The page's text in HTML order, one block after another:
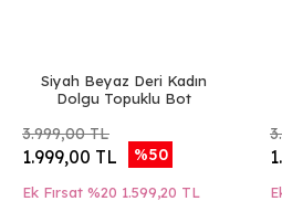
Siyah Beyaz Deri Kadın
Dolgu Topuklu Bot
3.999,00 TL
1.999,00 TL %50
Ek Fırsat %20 1.599,20 TL